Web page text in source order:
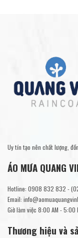
Uy tín tạo nên chất lượng,
ÁO MƯA QUANG
Hotline: 0908 832 832 -
Email:
Giờ làm việc 8:00 AM - 5:00
Thương hiệu và